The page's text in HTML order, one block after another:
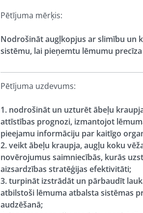
Pētījuma mērķis:
Nodrošināt augļkopjus ar slimību un
sistēmu, lai pieņemtu lēmumu
Pētījuma uzdevums:
1. nodrošināt un uzturēt ābeļu
attīstības prognozi, izmantojot
pieejamu informāciju par kaitīgo
2. veikt ābeļu kraupja, augļu koku
novērojumus saimniecībās, kurās
aizsardzības stratēģijas efektivitāti;
3. turpināt izstrādāt un pārbaudīt
atbilstoši lēmuma atbalsta sistēmas
audzēšanā;